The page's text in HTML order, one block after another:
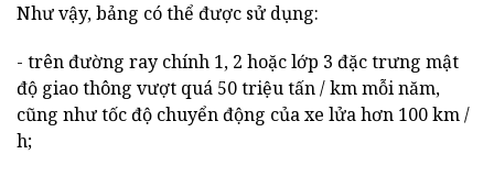
Như vậy, bảng có thể được sử dụng:
- trên đường ray chính 1, 2 hoặc lớp 3 đặc trưng mật
độ giao thông vượt quá 50 triệu tấn / km mỗi năm,
cũng như tốc độ chuyển động của xe lửa hơn 100 km /
h;